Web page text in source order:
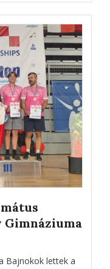
Gimnáziuma
Bajnokok lettek a